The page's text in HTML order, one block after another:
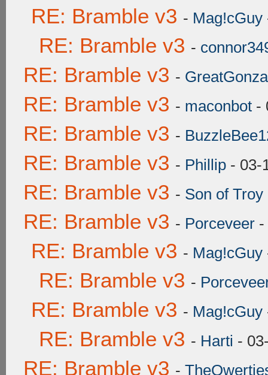
RE: Bramble v3 - Mag!cGuy
RE: Bramble v3 -
RE: Bramble v3 -
RE: Bramble v3 - maconbot -
RE: Bramble v3 -
RE: Bramble v3 - Phillip - 03-
RE: Bramble v3 - Son of Troy
RE: Bramble v3 - Porceveer -
RE: Bramble v3 - Mag!cGuy
RE: Bramble v3 -
RE: Bramble v3 - Mag!cGuy
RE: Bramble v3 - Harti -
RE: Bramble v3 -